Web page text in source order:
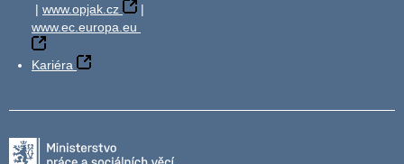
| www.opjak.cz
|
www.ec.europa.eu
Kariéra